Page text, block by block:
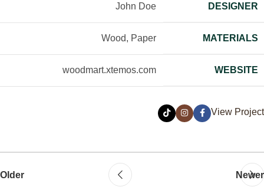
DESIGNER
John Doe
MATERIALS
Wood, Paper
WEBSITE
woodmart.xtemos.com
View Project
Newer
Older